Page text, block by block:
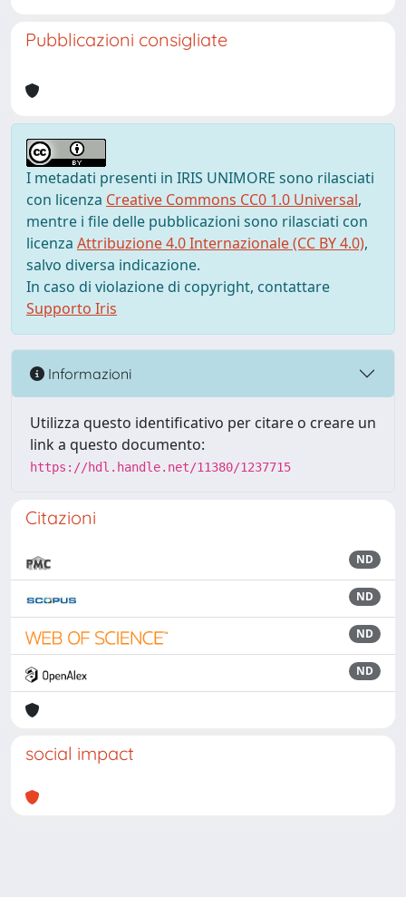
Pubblicazioni consigliate
I metadati presenti in IRIS UNIMORE sono rilasciati
con licenza Creative Commons CC0 1.0 Universal,
mentre i file delle pubblicazioni sono rilasciati con
licenza Attribuzione 4.0 Internazionale (CC BY 4.0),
salvo diversa indicazione.
In caso di violazione di copyright, contattare
Supporto Iris
Informazioni
Utilizza questo identificativo per citare o creare un
link a questo documento:
https://hdl.handle.net/11380/1237715
Citazioni
ND
ND
ND
ND
social impact